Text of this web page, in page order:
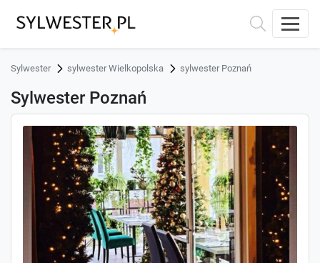
Sylwester sylwester Wielkopolska sylwester Poznań
Sylwester Poznań